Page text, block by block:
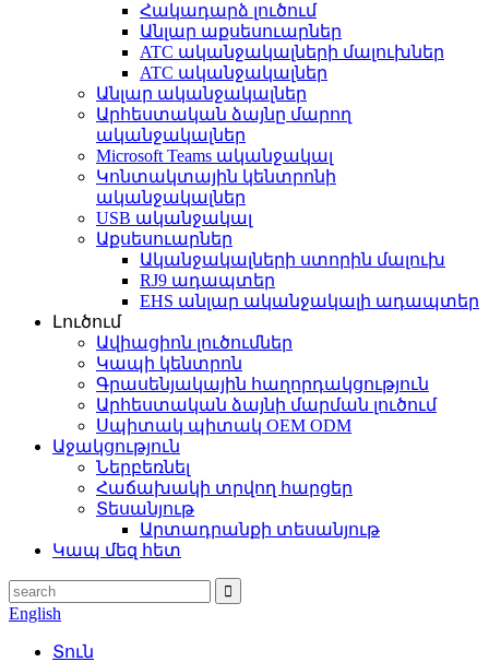
Հակադարձ լուծում
Անլար աքսեսուարներ
ATC ականջակալների մալուխներ
ATC ականջակալներ
Անլար ականջակալներ
Արհեստական ​​ձայնը մարող
ականջակալներ
Microsoft Teams ականջակալ
Կոնտակտային կենտրոնի
ականջակալներ
USB ականջակալ
Աքսեսուարներ
Ականջակալների ստորին մալուխ
RJ9 ադապտեր
EHS անլար ականջակալի ադապտեր
Լուծում
Ավիացիոն լուծումներ
Կապի կենտրոն
Գրասենյակային հաղորդակցություն
Արհեստական ​​ձայնի մարման լուծում
Սպիտակ պիտակ OEM ODM
Աջակցություն
Ներբեռնել
Հաճախակի տրվող հարցեր
Տեսանյութ
Արտադրանքի տեսանյութ
Կապ մեզ հետ
English
Տուն